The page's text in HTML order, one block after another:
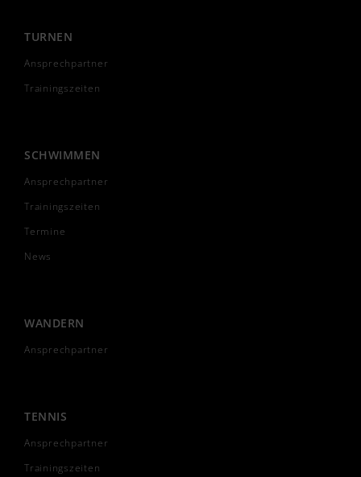
TURNEN
Ansprechpartner
Trainingszeiten
SCHWIMMEN
Ansprechpartner
Trainingszeiten
Termine
News
WANDERN
Ansprechpartner
TENNIS
Ansprechpartner
Trainingszeiten